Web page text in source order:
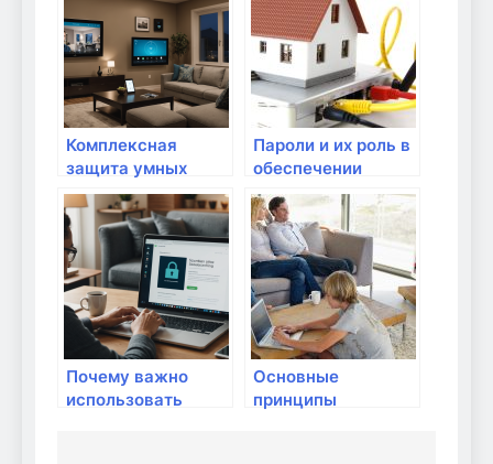
в домашних сетях
защиты домашних
устройств: шаг за
шагом
Комплексная
защита умных
домашних
гаджетов: советы
и проверенные
средства
Пароли и их роль в
обеспечении
безопасности
Почему важно
использовать
Основные
принципы